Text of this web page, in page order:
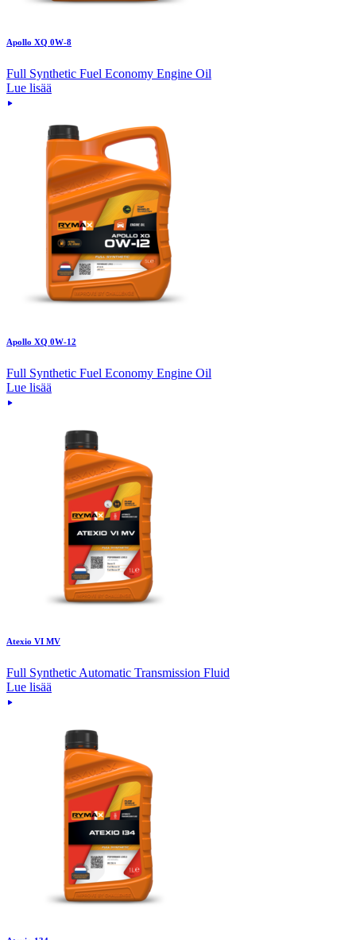
Apollo XQ 0W-8
Full Synthetic Fuel Economy Engine Oil
Lue lisää
Apollo XQ 0W-12
Full Synthetic Fuel Economy Engine Oil
Lue lisää
Atexio VI MV
Full Synthetic Automatic Transmission Fluid
Lue lisää